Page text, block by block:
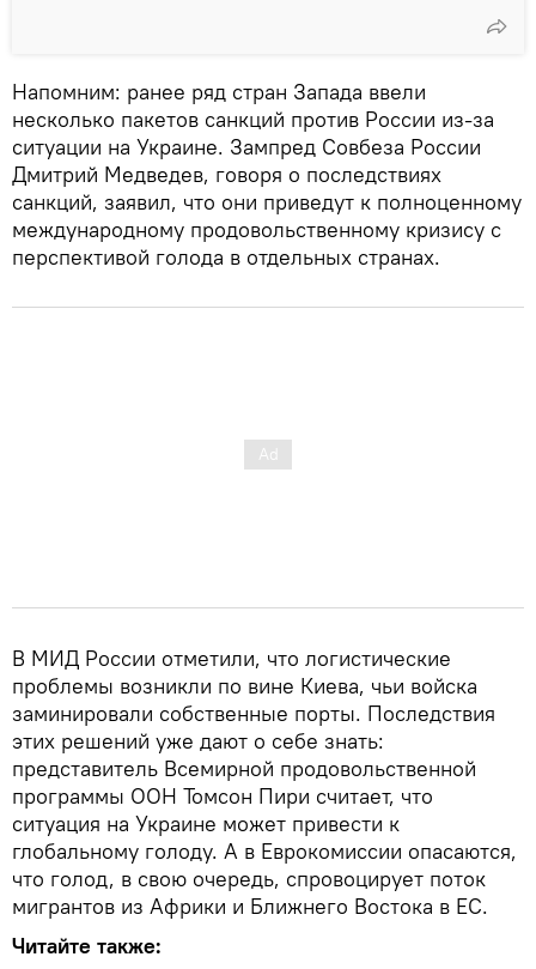
Напомним: ранее ряд стран Запада ввели
несколько пакетов санкций против России из-за
ситуации на Украине. Зампред Совбеза России
Дмитрий Медведев, говоря о последствиях
санкций, заявил, что они приведут к полноценному
международному продовольственному кризису с
перспективой голода в отдельных странах.
В МИД России отметили, что логистические
проблемы возникли по вине Киева, чьи войска
заминировали собственные порты. Последствия
этих решений уже дают о себе знать:
представитель Всемирной продовольственной
программы ООН Томсон Пири считает, что
ситуация на Украине может привести к
глобальному голоду. А в Еврокомиссии опасаются,
что голод, в свою очередь, спровоцирует поток
мигрантов из Африки и Ближнего Востока в ЕС.
Читайте также: